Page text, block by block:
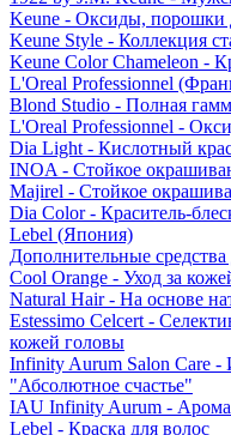
Keune - Оксиды, порошки
Keune Style - Коллекция
Keune Color Chameleon -
L'Oreal Professionnel
Blond Studio - Полная
L'Oreal Professionnel -
Dia Light - Кислотный
INOA - Стойкое
Majirel - Стойкое
Dia Color - Краситель-
Lebel (Япония)
Дополнительные
Cool Orange - Уход за
Natural Hair - На основе
Estessimo Celcert -
кожей головы
Infinity Aurum Salon Care
"Абсолютное счастье"
IAU Infinity Aurum -
Lebel - Краска для волос